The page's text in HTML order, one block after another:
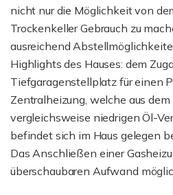
nicht nur die Möglichkeit von
Trockenkeller Gebrauch zu
ausreichend
Highlights des Hauses: dem
Tiefgaragenstellplatz für einen
Zentralheizung, welche aus
vergleichsweise niedrigen Öl-
befindet sich im Haus gelegen
Das Anschließen einer
überschaubaren Aufwand